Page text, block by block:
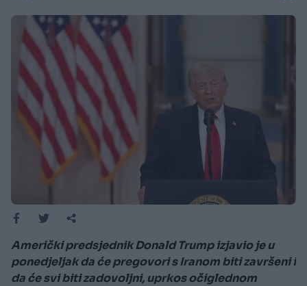
Američki predsjednik Donald Trump izjavio je u
ponedjeljak da će pregovori s Iranom biti završeni i
da će svi biti zadovoljni, uprkos očiglednom